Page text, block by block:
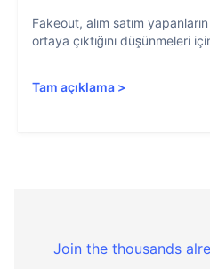
Fakeout, alım satım
ortaya çıktığını düşünmeleri
Tam açıklama >
Join the thousands